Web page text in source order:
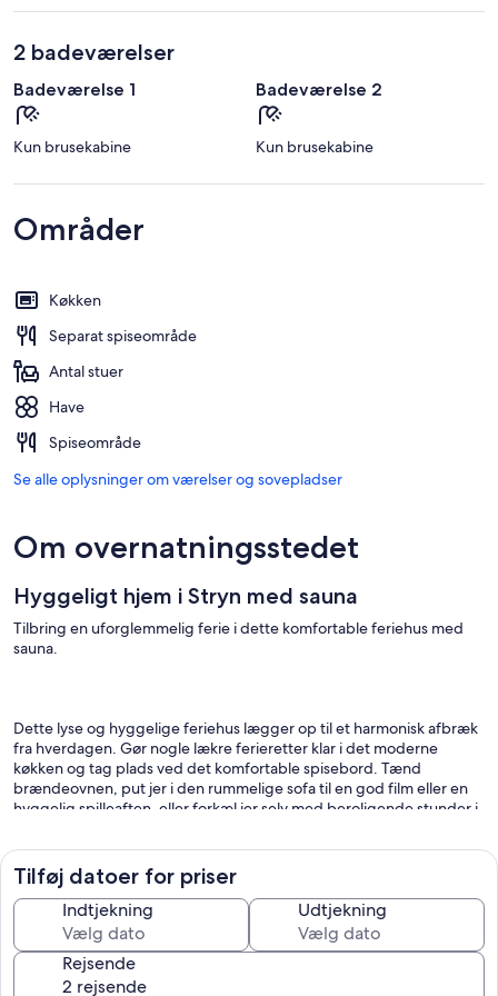
2 badeværelser
Badeværelse 1
Kun brusekabine
Badeværelse 2
Kun brusekabine
Områder
Køkken
Separat spiseområde
Antal stuer
Have
Spiseområde
Se alle oplysninger om værelser og sovepladser
Om overnatningsstedet
Hyggeligt hjem i Stryn med sauna
Tilbring en uforglemmelig ferie i dette komfortable feriehus med
sauna.
Dette lyse og hyggelige feriehus lægger op til et harmonisk afbræk
fra hverdagen. Gør nogle lækre ferieretter klar i det moderne
køkken og tag plads ved det komfortable spisebord. Tænd
brændeovnen, put jer i den rummelige sofa til en god film eller en
hyggelig spilleaften, eller forkæl jer selv med beroligende stunder i
Udenfor er der en rummelig terrasse med en betagende udsigt.
Begynd dagene med en solid morgenmad i den milde morgensol
og nyd et glas vin, mens I beundrer den fortryllende solnedgang.
Tilføj datoer for priser
Indtjekning Udtjekning
Rejsende